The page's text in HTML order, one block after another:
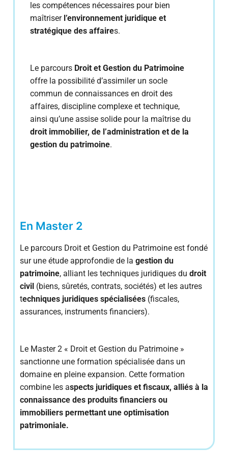
les compétences nécessaires pour bien
maîtriser l’environnement juridique et
stratégique des affaires.
Le parcours Droit et Gestion du Patrimoine
offre la possibilité d’assimiler un socle
commun de connaissances en droit des
affaires, discipline complexe et technique,
ainsi qu’une assise solide pour la maîtrise du
droit immobilier, de l’administration et de la
gestion du patrimoine.
En Master 2
Le parcours Droit et Gestion du Patrimoine est fondé
sur une étude approfondie de la gestion du
patrimoine, alliant les techniques juridiques du droit
civil (biens, sûretés, contrats, sociétés) et les autres
techniques juridiques spécialisées (fiscales,
assurances, instruments financiers).
Le Master 2 « Droit et Gestion du Patrimoine »
sanctionne une formation spécialisée dans un
domaine en pleine expansion. Cette formation
combine les aspects juridiques et fiscaux, alliés à la
connaissance des produits financiers ou
immobiliers permettant une optimisation
patrimoniale.